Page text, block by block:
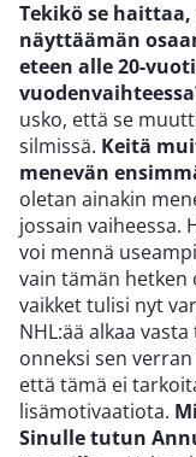
Tekikö se
näyttäämän
eteen alle 20-
usko, että se
silmissä. Keitä
menevän
oletan ainakin
jossain vaiheessa.
voi mennä
vain tämän hetken
vaikket tulisi nyt
NHL:ää alkaa
onneksi sen
että tämä ei
lisämotivaatiota.
Sinulle tutun